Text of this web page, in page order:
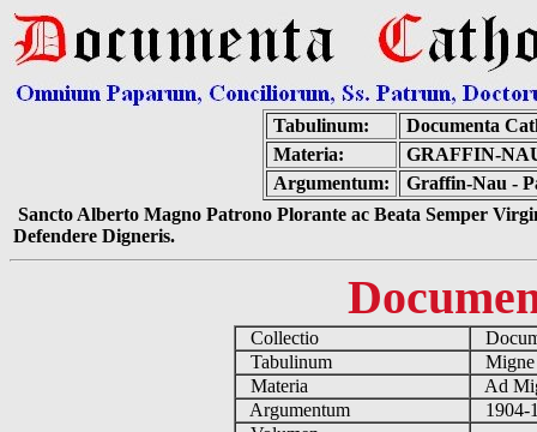
Tabulinum:
Documenta
Materia:
GRAFFIN-
Argumentum:
Graffin-Nau -
Sancto Alberto Magno Patrono Plorante ac Beata Semper
Defendere Digneris.
Collectio
Tabulinum
Materia
Ad
Argumentum
1904-